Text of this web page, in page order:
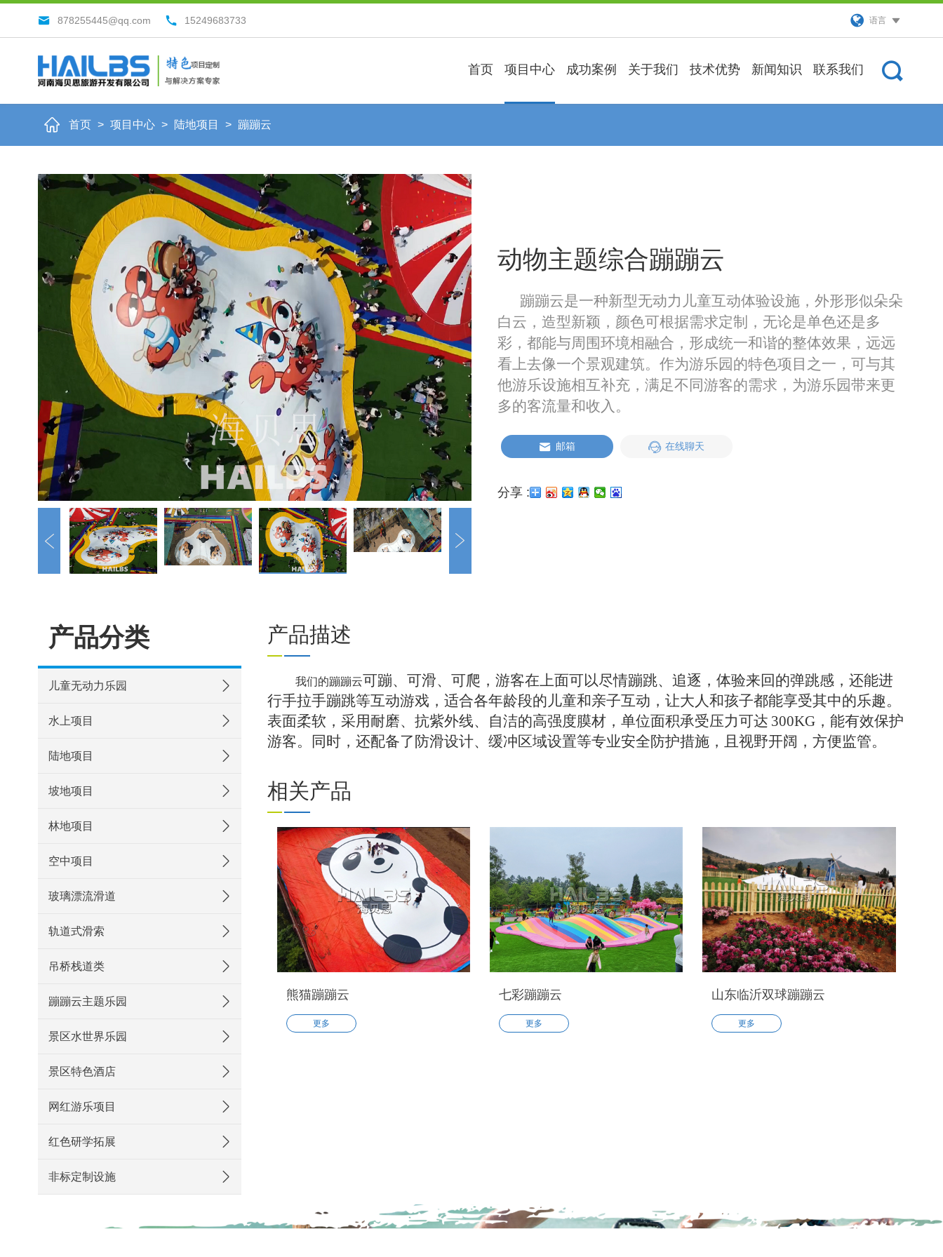
878255445@qq.com 15249683733 语言
首页 项目中心 成功案例 关于我们 技术优势 新闻知识 联系我们
首页 > 项目中心 > 陆地项目 > 蹦蹦云
Previous
Next
动物主题综合蹦蹦云
蹦蹦云是一种新型无动力儿童互动体验设施，外形形似朵朵
白云，造型新颖，颜色可根据需求定制，无论是单色还是多
彩，都能与周围环境相融合，形成统一和谐的整体效果，远远
看上去像一个景观建筑。作为游乐园的特色项目之一，可与其
他游乐设施相互补充，满足不同游客的需求，为游乐园带来更
多的客流量和收入。
邮箱 在线聊天
分享 :
产品分类
儿童无动力乐园
水上项目
陆地项目
坡地项目
林地项目
空中项目
玻璃漂流滑道
轨道式滑索
吊桥栈道类
蹦蹦云主题乐园
景区水世界乐园
景区特色酒店
网红游乐项目
红色研学拓展
非标定制设施
产品描述
我们的蹦蹦云可蹦、可滑、可爬，游客在上面可以尽情蹦跳、追逐，体验来回的弹跳感，还能进
行手拉手蹦跳等互动游戏，适合各年龄段的儿童和亲子互动，让大人和孩子都能享受其中的乐趣。
表面柔软，采用耐磨、抗紫外线、自洁的高强度膜材，单位面积承受压力可达 300KG，能有效保护
游客。同时，还配备了防滑设计、缓冲区域设置等专业安全防护措施，且视野开阔，方便监管。
相关产品
熊猫蹦蹦云
更多
七彩蹦蹦云
更多
山东临沂双球蹦蹦云
更多